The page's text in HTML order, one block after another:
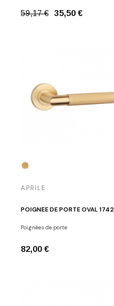
59,17 € 35,50 €
APRILE
Poignées de porte
82,00 €